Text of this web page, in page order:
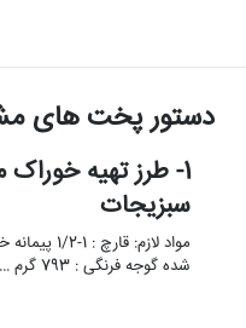
دستور پخت های
1- طرز تهیه خوراک
سبزیجات
شده گوجه فرنگی : 793 گرم …